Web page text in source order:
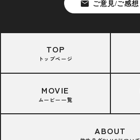
TOP
トップページ
MOVIE
ムービー一覧
ABOUT